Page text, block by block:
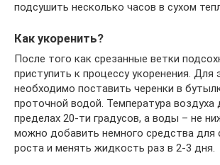
подсушить несколько часов в сухом
Как укоренить?
После того как срезанные ветки
приступить к процессу укоренения. Для
необходимо поставить черенки в
проточной водой. Температура
пределах 20-ти градусов, а воды – не
можно добавить немного средства для
роста и менять жидкость раз в 2-3 дня.